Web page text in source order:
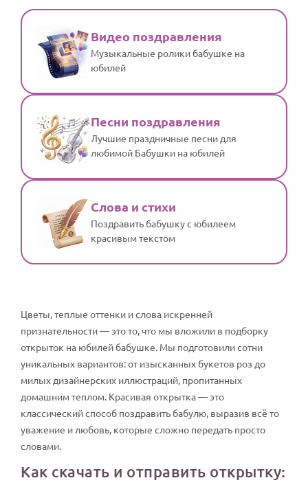
Видео поздравления
Музыкальные ролики бабушке на
юбилей
Песни поздравления
Лучшие праздничные песни для
любимой Бабушки на юбилей
Слова и стихи
Поздравить бабушку с юбилеем
красивым текстом
Цветы, теплые оттенки и слова искренней
признательности — это то, что мы вложили в подборку
открыток на юбилей бабушке. Мы подготовили сотни
уникальных вариантов: от изысканных букетов роз до
милых дизайнерских иллюстраций, пропитанных
домашним теплом. Красивая открытка — это
классический способ поздравить бабулю, выразив всё то
уважение и любовь, которые сложно передать просто
словами.
Как скачать и отправить открытку: